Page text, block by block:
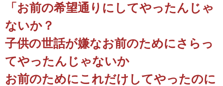
「お前の希望通りにしてやったんじゃ
ないか？
子供の世話が嫌なお前のためにさらっ
てやったんじゃないか
お前のためにこれだけしてやったのに